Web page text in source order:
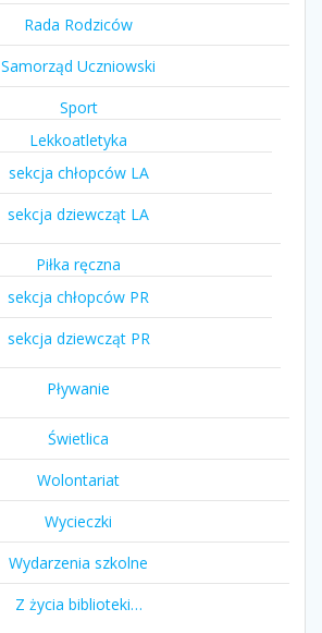
Rada Rodziców
Samorząd Uczniowski
Sport
Lekkoatletyka
sekcja chłopców LA
sekcja dziewcząt LA
Piłka ręczna
sekcja chłopców PR
sekcja dziewcząt PR
Pływanie
Świetlica
Wolontariat
Wycieczki
Wydarzenia szkolne
Z życia biblioteki…